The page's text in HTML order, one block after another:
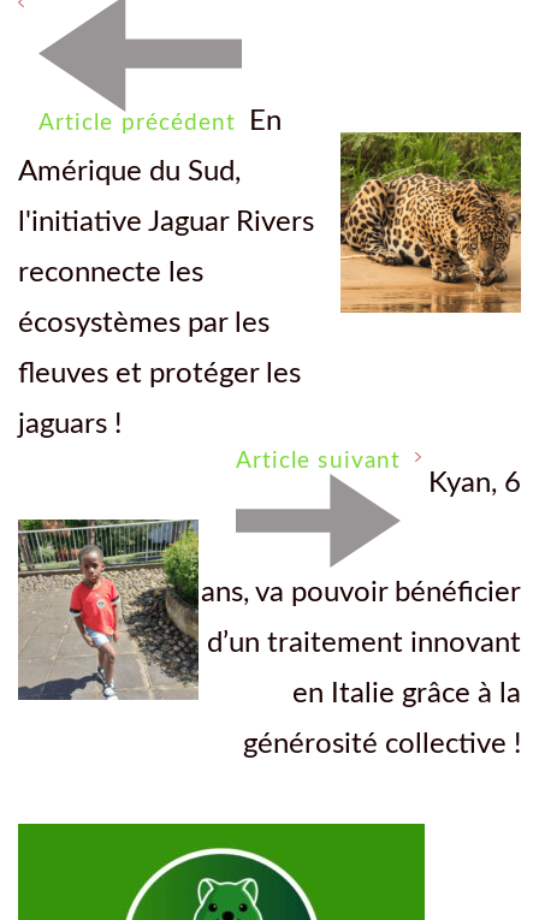
Article précédent
En
Amérique du Sud,
l'initiative Jaguar Rivers
reconnecte les
écosystèmes par les
fleuves et protéger les
jaguars !
Article suivant
Kyan, 6
ans, va pouvoir bénéficier
d’un traitement innovant
en Italie grâce à la
générosité collective !